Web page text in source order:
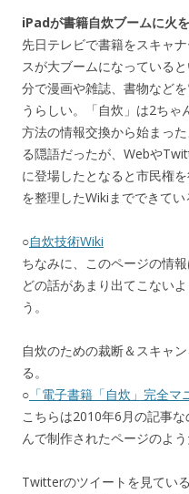
iPadが書籍自炊ブームに火
先日テレビで書籍をスキャ
スが大ブームになっている
分で漫画や雑誌、書物など
うらしい。「自炊」は2ちゃ
方法の情報交換から始まっ
る隠語だったが、Webや
に登場したとなると市民権
を整理したWikiまでできてい
○自炊技術Wiki
ちなみに、このページの情
どの話があまり出てこない
う。
自炊のための裁断＆スキャ
る。
○ 「電子書籍「自炊」完全マ
こちらは2010年6月の記事
んで制作されたページのよう
Twitterのツイートを見てい